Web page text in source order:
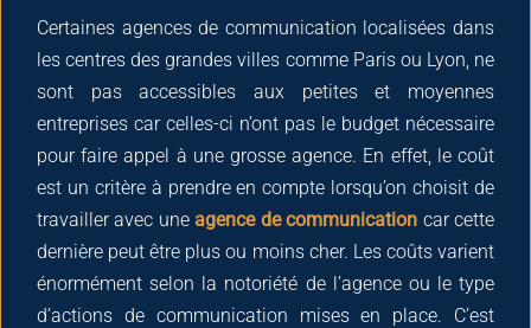
Certaines agences de communication localisées dans
les centres des grandes villes comme Paris ou Lyon, ne
sont pas accessibles aux petites et moyennes
entreprises car celles-ci n’ont pas le budget nécessaire
pour faire appel à une grosse agence. En effet, le coût
est un critère à prendre en compte lorsqu’on choisit de
travailler avec une agence de communication car cette
dernière peut être plus ou moins cher. Les coûts varient
énormément selon la notoriété de l’agence ou le type
d’actions de communication mises en place. C’est